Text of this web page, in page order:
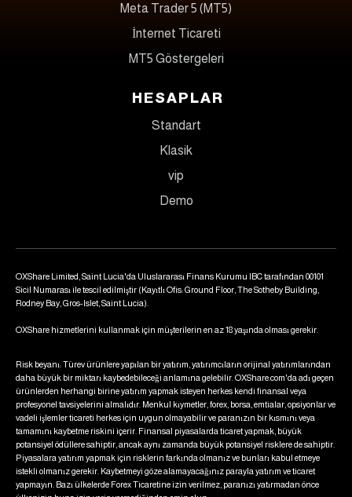
Meta Trader 5 (MT5)
İnternet Ticareti
MT5 Göstergeleri
HESAPLAR
Standart
Klasik
vip
Demo
OXShare Limited, Saint Lucia'da Uluslararası Finans Kurumu IBC tarafından 00101
Sicil Numarası ile tescil edilmiştir (Kayıtlı Ofis: Ground Floor, The Sotheby Building,
Rodney Bay, Gros-Islet, Saint Lucia).
OXShare hizmetlerini kullanmak için müşterilerin en az 18 yaşında olması gerekir.
Risk beyanı: Türev ürünlere yapılan bir yatırım, yatırımcıların orijinal yatırımlarından
daha büyük bir miktarı kaybedebileceği anlamına gelebilir. OXShare.com'da adı geçen
ürünlerden herhangi birine yatırım yapmak isteyen herkes kendi finansal veya
profesyonel tavsiyelerini almalıdır. Menkul kıymetler, forex, borsa, emtialar, opsiyonlar ve
vadeli işlemler ticareti herkes için uygun olmayabilir ve paranızın bir kısmını veya
tamamını kaybetme riskini içerir. Finansal piyasalarda ticaret yapmak, büyük
potansiyel ödüllere sahiptir, ancak aynı zamanda büyük potansiyel risklere de sahiptir.
Piyasalara yatırım yapmak için risklerin farkında olmanız ve bunları kabul etmeye
istekli olmanız gerekir. Kaybetmeyi göze alamayacağınız parayla yatırım ve ticaret
yapmayın. Bazı ülkelerde Forex Ticaretine izin verilmez, paranızı yatırmadan önce